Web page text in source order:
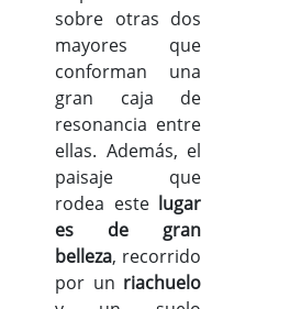
sobre otras dos
mayores que
conforman una
gran caja de
resonancia entre
ellas. Además, el
paisaje que
rodea este lugar
es de gran
belleza, recorrido
por un riachuelo